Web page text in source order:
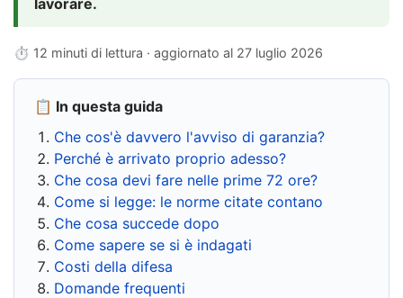
⏱ 12 minuti di lettura · aggiornato al 27 luglio 2026
📋 In questa guida
Che cos'è davvero l'avviso di garanzia?
Perché è arrivato proprio adesso?
Che cosa devi fare nelle prime 72 ore?
Come si legge: le norme citate contano
Che cosa succede dopo
Come sapere se si è indagati
Costi della difesa
Domande frequenti